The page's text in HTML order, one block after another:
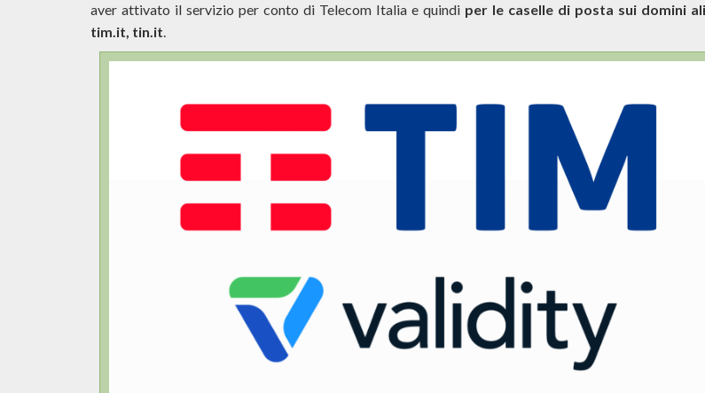
aver attivato il servizio per conto di Telecom Italia e quindi per le caselle di posta sui domini
tim.it, tin.it.